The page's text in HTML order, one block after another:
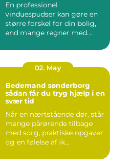
En professionel
vinduespudser kan gøre en
større forskel for din bolig,
end mange regner med.
02. May
Bedemand sønderborg
sådan får du tryg hjælp i en
svær tid
Når en nærtstående dør, står
mange pårørende tilbage
med sorg, praktiske opgaver
og en følelse af ik...